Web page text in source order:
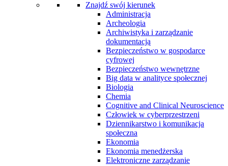
Znajdź swój kierunek
Administracja
Archeologia
Archiwistyka i zarządzanie
dokumentacją
Bezpieczeństwo w gospodarce
cyfrowej
Bezpieczeństwo wewnętrzne
Big data w analityce społecznej
Biologia
Chemia
Cognitive and Clinical Neuroscience
Człowiek w cyberprzestrzeni
Dziennikarstwo i komunikacja
społeczna
Ekonomia
Ekonomia menedżerska
Elektroniczne zarządzanie